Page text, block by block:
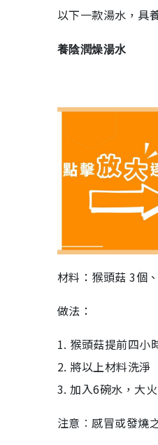
以下一款湯水，具
養陰潤燥湯水
材料：猴頭菇 3個
做法：
1. 猴頭菇提前四小
2. 將以上材料洗淨
3. 加入6碗水，大
注意︰感冒或發燒